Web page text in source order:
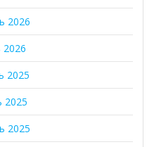
2026
2026
2025
2025
2025